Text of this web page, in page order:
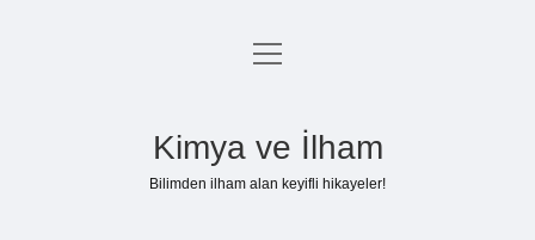
Anasayfa
menüyü
Kimya ve İlham
Bilimden ilham alan keyifli hikayeler!